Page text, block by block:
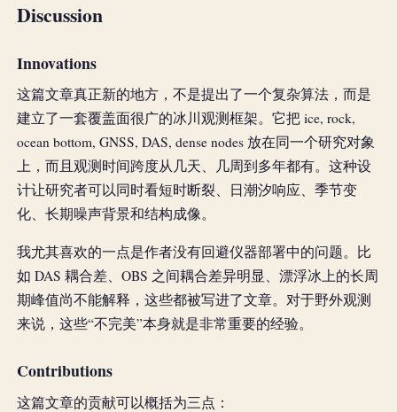
Discussion
Innovations
这篇文章真正新的地方，不是提出了一个复杂算法，而是
建立了一套覆盖面很广的冰川观测框架。它把 ice, rock,
ocean bottom, GNSS, DAS, dense nodes 放在同一个研究对象
上，而且观测时间跨度从几天、几周到多年都有。这种设
计让研究者可以同时看短时断裂、日潮汐响应、季节变
化、长期噪声背景和结构成像。
我尤其喜欢的一点是作者没有回避仪器部署中的问题。比
如 DAS 耦合差、OBS 之间耦合差异明显、漂浮冰上的长周
期峰值尚不能解释，这些都被写进了文章。对于野外观测
来说，这些“不完美”本身就是非常重要的经验。
Contributions
这篇文章的贡献可以概括为三点：